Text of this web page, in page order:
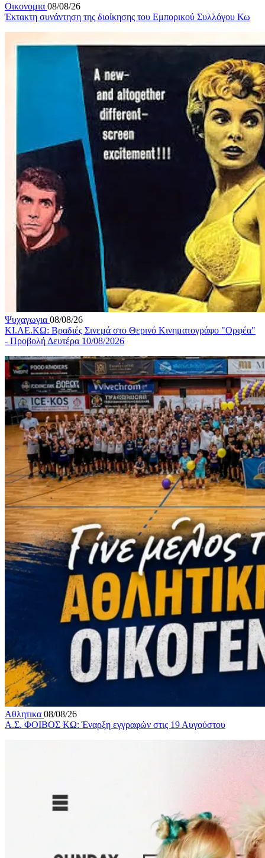
Οικονομια 08/08/26
Έκτακτη συνάντηση της διοίκησης του Εμπορικού Συλλόγου Κω
Ψυχαγωγια 08/08/26
ΚΙ.ΛΕ.ΚΩ: Βραδιές Σινεμά στο Θερινό Κινηματογράφο "Ορφέα"
- Προβολή Δευτέρα 10/08/2026
Αθλητικα 08/08/26
Α.Σ. ΦΟΙΒΟΣ ΚΩ: Έναρξη εγγραφών στις 19 Αυγούστου